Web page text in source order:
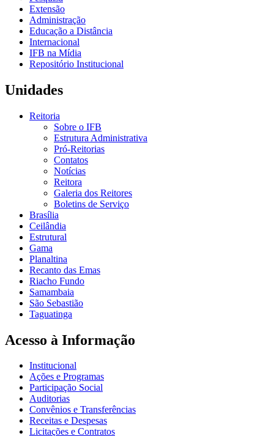
Extensão
Administração
Educação a Distância
Internacional
IFB na Mídia
Repositório Institucional
Unidades
Reitoria
Sobre o IFB
Estrutura Administrativa
Pró-Reitorias
Contatos
Notícias
Reitora
Galeria dos Reitores
Boletins de Serviço
Brasília
Ceilândia
Estrutural
Gama
Planaltina
Recanto das Emas
Riacho Fundo
Samambaia
São Sebastião
Taguatinga
Acesso à Informação
Institucional
Ações e Programas
Participação Social
Auditorias
Convênios e Transferências
Receitas e Despesas
Licitações e Contratos